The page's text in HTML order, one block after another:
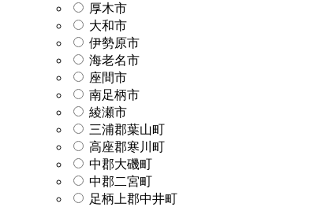
厚木市
大和市
伊勢原市
海老名市
座間市
南足柄市
綾瀬市
三浦郡葉山町
高座郡寒川町
中郡大磯町
中郡二宮町
足柄上郡中井町